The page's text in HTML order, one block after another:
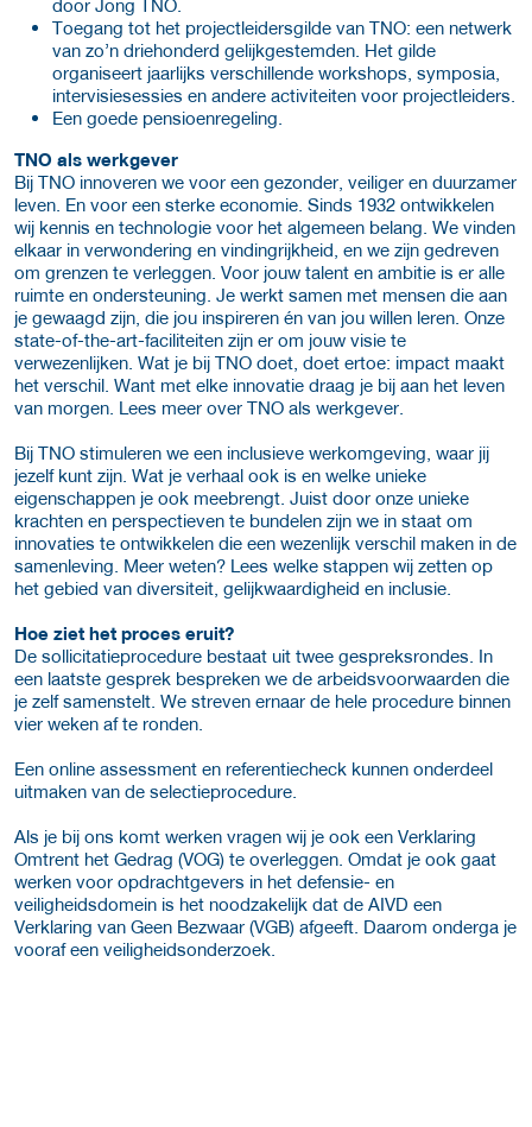
door Jong TNO.
Toegang tot het projectleidersgilde van TNO: een netwerk
van zo’n driehonderd gelijkgestemden. Het gilde
organiseert jaarlijks verschillende workshops, symposia,
intervisiesessies en andere activiteiten voor projectleiders.
Een goede pensioenregeling.
TNO als werkgever
Bij TNO innoveren we voor een gezonder, veiliger en duurzamer
leven. En voor een sterke economie. Sinds 1932 ontwikkelen
wij kennis en technologie voor het algemeen belang. We vinden
elkaar in verwondering en vindingrijkheid, en we zijn gedreven
om grenzen te verleggen. Voor jouw talent en ambitie is er alle
ruimte en ondersteuning. Je werkt samen met mensen die aan
je gewaagd zijn, die jou inspireren én van jou willen leren. Onze
state-of-the-art-faciliteiten zijn er om jouw visie te
verwezenlijken. Wat je bij TNO doet, doet ertoe: impact maakt
het verschil. Want met elke innovatie draag je bij aan het leven
van morgen. Lees meer over TNO als werkgever.
Bij TNO stimuleren we een inclusieve werkomgeving, waar jij
jezelf kunt zijn. Wat je verhaal ook is en welke unieke
eigenschappen je ook meebrengt. Juist door onze unieke
krachten en perspectieven te bundelen zijn we in staat om
innovaties te ontwikkelen die een wezenlijk verschil maken in de
samenleving. Meer weten? Lees welke stappen wij zetten op
het gebied van diversiteit, gelijkwaardigheid en inclusie.
Hoe ziet het proces eruit?
De sollicitatieprocedure bestaat uit twee gespreksrondes. In
een laatste gesprek bespreken we de arbeidsvoorwaarden die
je zelf samenstelt. We streven ernaar de hele procedure binnen
vier weken af te ronden.
Een online assessment en referentiecheck kunnen onderdeel
uitmaken van de selectieprocedure.
Als je bij ons komt werken vragen wij je ook een Verklaring
Omtrent het Gedrag (VOG) te overleggen. Omdat je ook gaat
werken voor opdrachtgevers in het defensie- en
veiligheidsdomein is het noodzakelijk dat de AIVD een
Verklaring van Geen Bezwaar (VGB) afgeeft. Daarom onderga je
vooraf een veiligheidsonderzoek.